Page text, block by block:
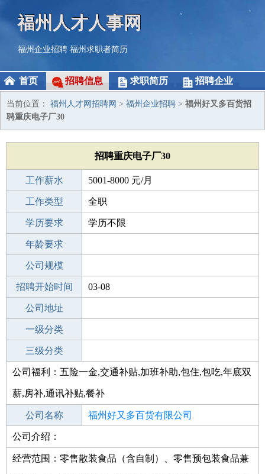
福州人才人事网
福州企业招聘 福州求职者简历
首页 招聘信息 求职简历 招聘企业
当前位置： 福州人才网招聘网 > 福州企业招聘 > 福州好又多百货招
聘重庆电子厂30
招聘重庆电子厂30
工作薪水 5001-8000 元/月
招聘人数 80人
工作类型 全职
性别要求 -
学历要求 学历不限
工作经验
年龄要求
工作地点
公司规模
公司电话
招聘开始时间 03-08
招聘结束时间
公司地址
一级分类
二级分类
三级分类
其他行业 分支机构
公司福利：五险一金,交通补贴,加班补助,包住,包吃,年底双
薪,房补,通讯补贴,餐补
公司名称 福州好又多百货有限公司
公司类型
公司介绍：
经营范围：零售散装食品（含自制）、零售预包装食品兼